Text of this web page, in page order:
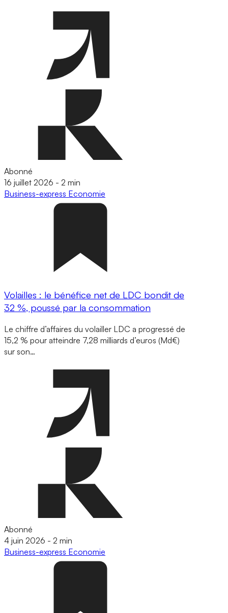
Abonné
16 juillet 2026 - 2 min
Business-express Economie
Volailles : le bénéfice net de LDC bondit de
32 %, poussé par la consommation
Le chiffre d’affaires du volailler LDC a progressé de
15,2 % pour atteindre 7,28 milliards d’euros (Md€)
sur son…
Abonné
4 juin 2026 - 2 min
Business-express Economie